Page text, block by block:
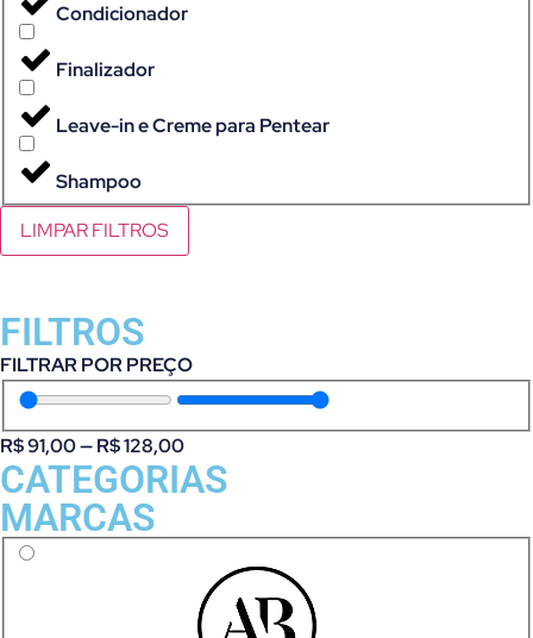
Condicionador
Finalizador
Leave-in e Creme para Pentear
Shampoo
LIMPAR FILTROS
FILTROS
FILTRAR POR PREÇO
R$91,00—R$128,00
CATEGORIAS
MARCAS